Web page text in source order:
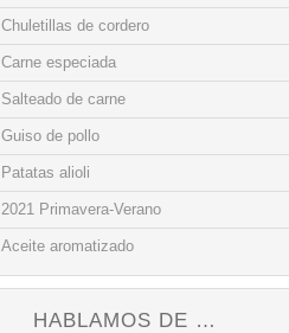
Chuletillas de cordero
Carne especiada
Salteado de carne
Guiso de pollo
Patatas alioli
2021 Primavera-Verano
Aceite aromatizado
HABLAMOS DE …